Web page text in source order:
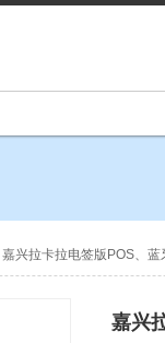
嘉兴拉卡拉电签版POS、蓝
嘉兴